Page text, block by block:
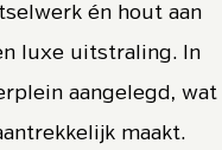
én hout aan
luxe uitstraling. In
aangelegd, wat
maakt.